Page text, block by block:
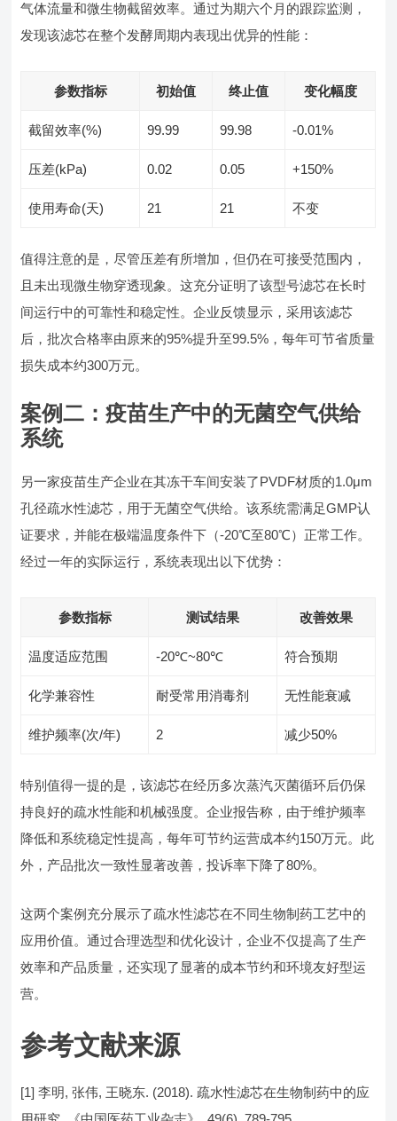
气体流量和微生物截留效率。通过为期六个月的跟踪监测，
发现该滤芯在整个发酵周期内表现出优异的性能：
参数指标 初始值 终止值 变化幅度
截留效率(%) 99.99 99.98 -0.01%
压差(kPa) 0.02 0.05 +150%
使用寿命(天) 21 21 不变
值得注意的是，尽管压差有所增加，但仍在可接受范围内，
且未出现微生物穿透现象。这充分证明了该型号滤芯在长时
间运行中的可靠性和稳定性。企业反馈显示，采用该滤芯
后，批次合格率由原来的95%提升至99.5%，每年可节省质量
损失成本约300万元。
案例二：疫苗生产中的无菌空气供给
系统
另一家疫苗生产企业在其冻干车间安装了PVDF材质的1.0μm
孔径疏水性滤芯，用于无菌空气供给。该系统需满足GMP认
证要求，并能在极端温度条件下（-20℃至80℃）正常工作。
经过一年的实际运行，系统表现出以下优势：
参数指标 测试结果 改善效果
温度适应范围 -20℃~80℃ 符合预期
化学兼容性 耐受常用消毒剂 无性能衰减
维护频率(次/年) 2 减少50%
特别值得一提的是，该滤芯在经历多次蒸汽灭菌循环后仍保
持良好的疏水性能和机械强度。企业报告称，由于维护频率
降低和系统稳定性提高，每年可节约运营成本约150万元。此
外，产品批次一致性显著改善，投诉率下降了80%。
这两个案例充分展示了疏水性滤芯在不同生物制药工艺中的
应用价值。通过合理选型和优化设计，企业不仅提高了生产
效率和产品质量，还实现了显著的成本节约和环境友好型运
营。
参考文献来源
[1] 李明, 张伟, 王晓东. (2018). 疏水性滤芯在生物制药中的应